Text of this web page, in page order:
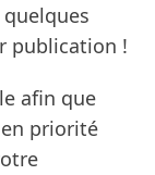
publication !
afin que
priorité